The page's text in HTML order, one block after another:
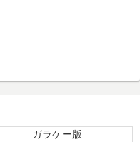
ガラケー版